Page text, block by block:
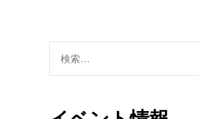
索: